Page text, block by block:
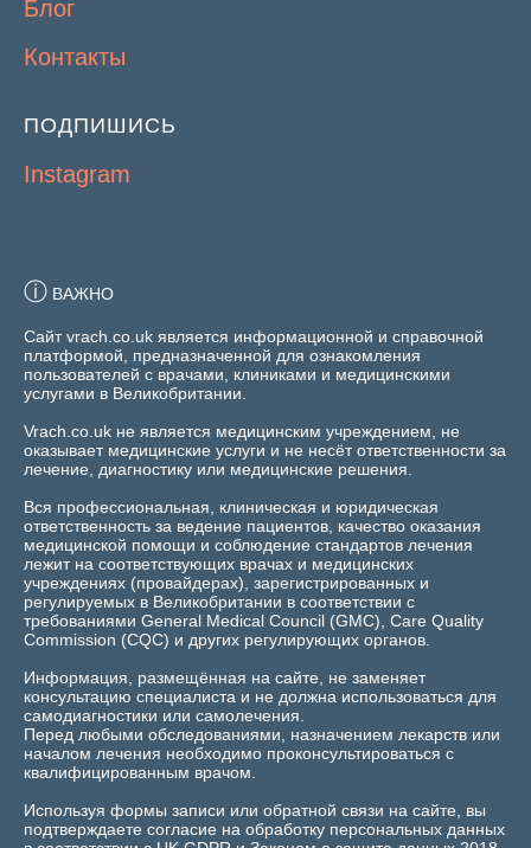
Блог
Контакты
ПОДПИШИСЬ
Instagram
ⓘ ВАЖНО
Сайт vrach.co.uk является информационной и справочной
платформой, предназначенной для ознакомления
пользователей с врачами, клиниками и медицинскими
услугами в Великобритании.
Vrach.co.uk не является медицинским учреждением, не
оказывает медицинские услуги и не несёт ответственности за
лечение, диагностику или медицинские решения.
Вся профессиональная, клиническая и юридическая
ответственность за ведение пациентов, качество оказания
медицинской помощи и соблюдение стандартов лечения
лежит на соответствующих врачах и медицинских
учреждениях (провайдерах), зарегистрированных и
регулируемых в Великобритании в соответствии с
требованиями General Medical Council (GMC), Care Quality
Commission (CQC) и других регулирующих органов.
Информация, размещённая на сайте, не заменяет
консультацию специалиста и не должна использоваться для
самодиагностики или самолечения.
Перед любыми обследованиями, назначением лекарств или
началом лечения необходимо проконсультироваться с
квалифицированным врачом.
Используя формы записи или обратной связи на сайте, вы
подтверждаете согласие на обработку персональных данных